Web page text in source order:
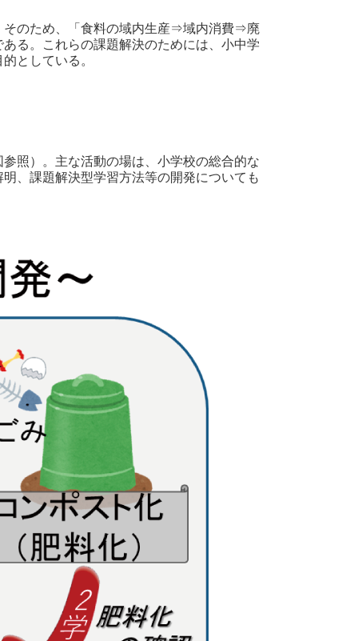
そのため、「食料の域内生産⇒域内消費⇒廃
る。これらの課題解決のためには、小中学
としている。
照）。主な活動の場は、小学校の総合的な
、課題解決型学習方法等の開発についても